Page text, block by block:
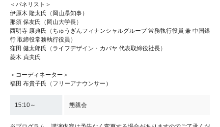
＜パネリスト＞
伊原木 隆太氏（岡山県知事）
那須 保友氏（岡山大学長）
西明寺 康典氏（ちゅうぎんフィナンシャルグループ 常務執行役員 兼 中国銀
行 取締役常務執行役員）
窪田 健太郎氏（ライフデザイン・カバヤ 代表取締役社長）
菱木 貞夫氏
＜コーディネーター＞
福田 布貴子氏（フリーアナウンサー）
15:10～ 懇親会